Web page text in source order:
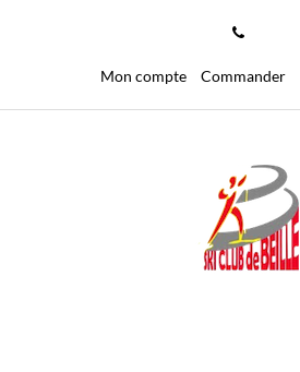
Mon compte Commander